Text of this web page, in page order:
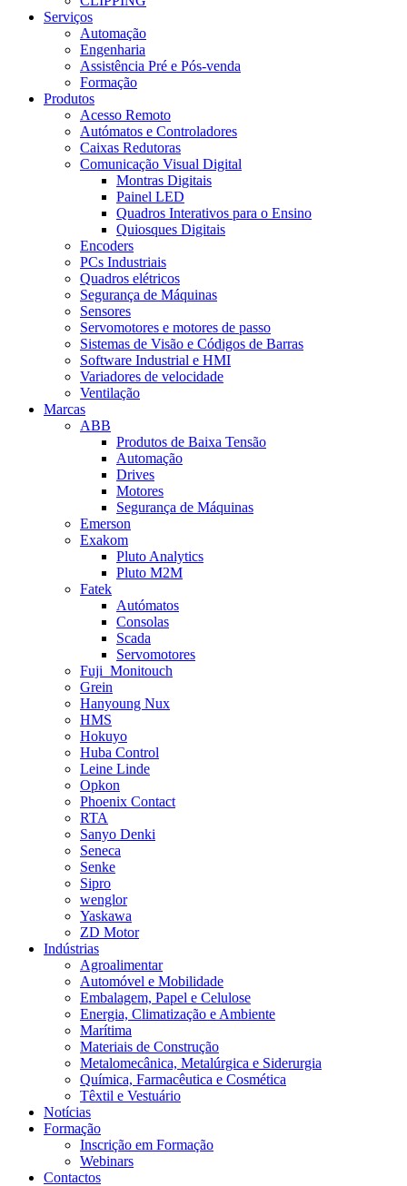
Serviços
Automação
Engenharia
Assistência Pré e Pós-venda
Formação
Produtos
Acesso Remoto
Autómatos e Controladores
Caixas Redutoras
Comunicação Visual Digital
Montras Digitais
Painel LED
Quadros Interativos para o Ensino
Quiosques Digitais
Encoders
PCs Industriais
Quadros elétricos
Segurança de Máquinas
Sensores
Servomotores e motores de passo
Sistemas de Visão e Códigos de Barras
Software Industrial e HMI
Variadores de velocidade
Ventilação
Marcas
ABB
Produtos de Baixa Tensão
Automação
Drives
Motores
Segurança de Máquinas
Emerson
Exakom
Pluto Analytics
Pluto M2M
Fatek
Autómatos
Consolas
Scada
Servomotores
Fuji_Monitouch
Grein
Hanyoung Nux
HMS
Hokuyo
Huba Control
Leine Linde
Opkon
Phoenix Contact
RTA
Sanyo Denki
Seneca
Senke
Sipro
wenglor
Yaskawa
ZD Motor
Indústrias
Agroalimentar
Automóvel e Mobilidade
Embalagem, Papel e Celulose
Energia, Climatização e Ambiente
Marítima
Materiais de Construção
Metalomecânica, Metalúrgica e Siderurgia
Química, Farmacêutica e Cosmética
Têxtil e Vestuário
Notícias
Formação
Inscrição em Formação
Webinars
Contactos